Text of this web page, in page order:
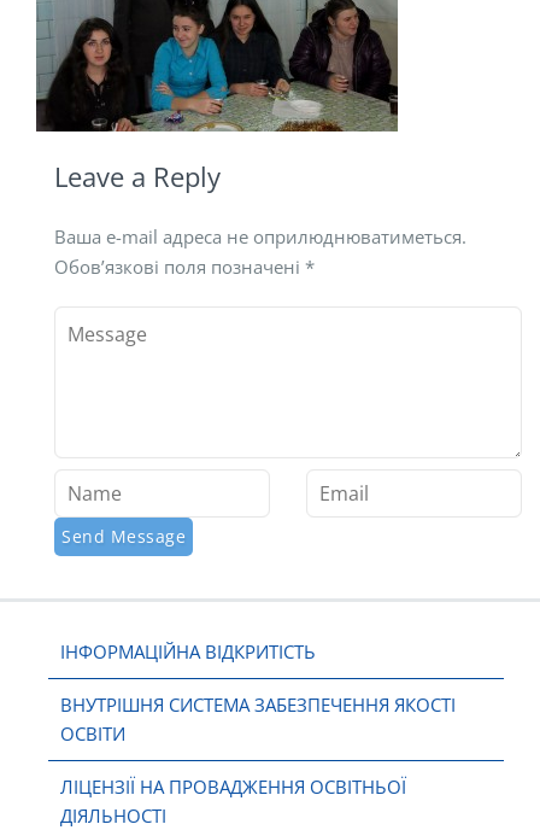
ІНФОРМАЦІЙНА ВІДКРИТІСТЬ
ВНУТРІШНЯ СИСТЕМА ЗАБЕЗПЕЧЕННЯ ЯКОСТІ
ОСВІТИ
ЛІЦЕНЗІЇ НА ПРОВАДЖЕННЯ ОСВІТНЬОЇ
ДІЯЛЬНОСТІ
Leave a Reply
Ваша e-mail адреса не оприлюднюватиметься.
Обов’язкові поля позначені *